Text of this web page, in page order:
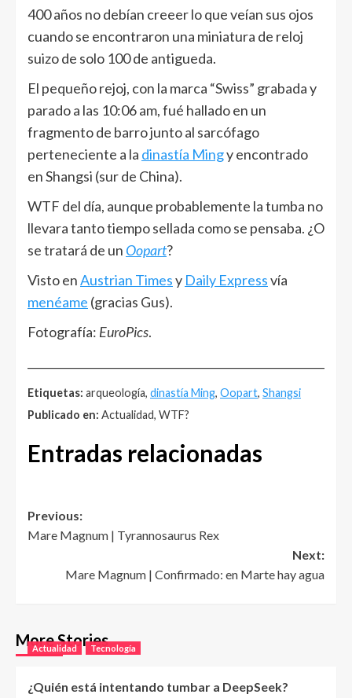
400 años no debían creeer lo que veían sus ojos
cuando se encontraron una miniatura de reloj
suizo de solo 100 de antigueda.
El pequeño rejoj, con la marca “Swiss” grabada y
parado a las 10:06 am, fué hallado en un
fragmento de barro junto al sarcófago
perteneciente a la dinastía Mingy encontrado
en Shangsi (sur de China).
WTF del día, aunque probablemente la tumba no
llevara tanto tiempo sellada como se pensaba. ¿O
se tratará de un Oopart?
Visto enAustrian Timesy Daily Expressvía
menéame (gracias Gus).
Fotografía: EuroPics.
Etiquetas: arqueología, dinastía Ming, Oopart, Shangsi
Publicado en: Actualidad, WTF?
Entradas relacionadas
Post
navigation
Previous:
Mare Magnum | Tyrannosaurus Rex
Next:
Mare Magnum | Confirmado: en Marte hay agua
More Stories
Actualidad Tecnología
¿Quién está intentando tumbar a DeepSeek?